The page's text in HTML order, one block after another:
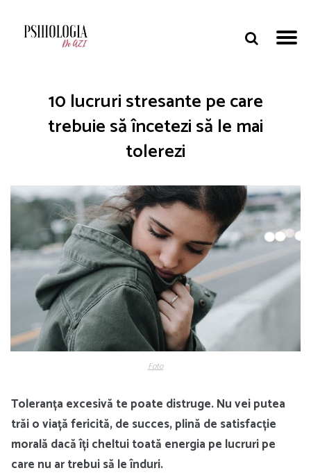
10 lucruri stresante pe care
trebuie să încetezi să le mai
tolerezi
Foto
Toleranța excesivă te poate distruge. Nu vei putea
trăi o viață fericită, de succes, plină de satisfacție
morală dacă îți cheltui toată energia pe lucruri pe
care nu ar trebui să le înduri.